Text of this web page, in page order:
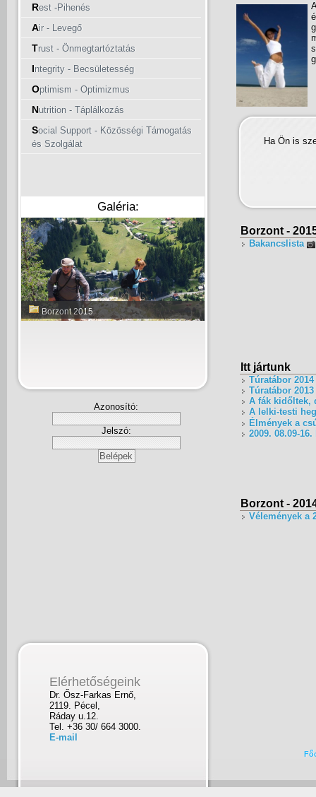
Rest -Pihenés
Air - Levegő
Trust - Önmegtartóztatás
Integrity - Becsületesség
Optimism - Optimizmus
Nutrition - Táplálkozás
Social Support - Közösségi Támogatás
és Szolgálat
Galéria:
Borzont 2015
Azonosító:
Jelszó:
Elérhetőségeink
Dr. Ősz-Farkas Ernő,
2119. Pécel,
Ráday u.12.
Tel. +36 30/ 664 3000.
E-mail
Ha Ön is
Borzont -
Bakancslista
Itt jártunk
Túratábor
Túratábor
A fák kidőltek,
A lelki-testi
Élmények a
2009. 08.09-
Borzont -
Vélemények a